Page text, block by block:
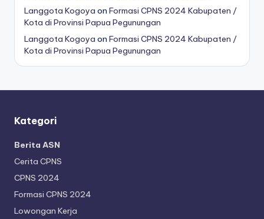
Langgota Kogoya on Formasi CPNS 2024 Kabupaten /
Kota di Provinsi Papua Pegunungan
Langgota Kogoya on Formasi CPNS 2024 Kabupaten /
Kota di Provinsi Papua Pegunungan
Kategori
Berita ASN
Cerita CPNS
CPNS 2024
Formasi CPNS 2024
Lowongan Kerja